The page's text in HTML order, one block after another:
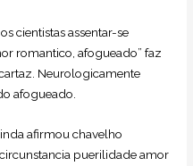
cientistas assentar-se
romantico, afogueado” faz
Neurologicamente
afogueado.
afirmou chavelho
puerilidade amor